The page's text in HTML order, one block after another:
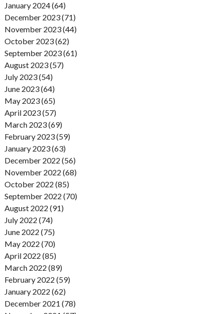
January 2024 (64)
December 2023 (71)
November 2023 (44)
October 2023 (62)
September 2023 (61)
August 2023 (57)
July 2023 (54)
June 2023 (64)
May 2023 (65)
April 2023 (57)
March 2023 (69)
February 2023 (59)
January 2023 (63)
December 2022 (56)
November 2022 (68)
October 2022 (85)
September 2022 (70)
August 2022 (91)
July 2022 (74)
June 2022 (75)
May 2022 (70)
April 2022 (85)
March 2022 (89)
February 2022 (59)
January 2022 (62)
December 2021 (78)